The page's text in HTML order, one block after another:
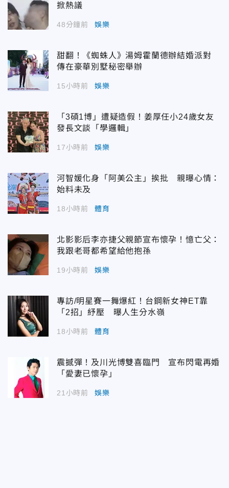
掀熱議
48分鐘前 娛樂
甜翻！《蜘蛛人》湯姆霍蘭德辦結婚派對
傳在豪華別墅秘密舉辦
15小時前 娛樂
「3碩1博」遭疑造假！姜厚任小24歲女友
發長文談「學邏輯」
17小時前 娛樂
河智媛化身「阿美公主」挨批 親曝心情：
始料未及
18小時前 體育
北影影后李亦捷父親節宣布懷孕！憶亡父：
我跟老哥都希望給他抱孫
19小時前 娛樂
專訪/明星賽一舞爆紅！台鋼新女神ET靠
「2招」紓壓 曝人生分水嶺
18小時前 體育
震撼彈！及川光博雙喜臨門 宣布閃電再婚
「愛妻已懷孕」
21小時前 娛樂